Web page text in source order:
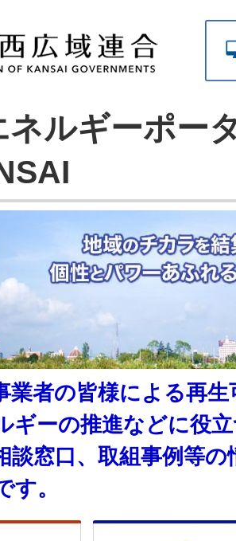
ネルギーポー
業者の皆様による再
ギーの推進などに役
談窓口、取組事例等
す。